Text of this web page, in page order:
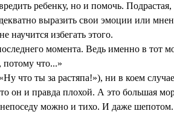
ребенку, но и по­мочь.
выра­зить свои эмоции или
на­учится избегать этого.
момента. Ведь именно в
потому что...»
что ты за растяпа!»), ни в коем
он и правда пло­хой. А это большая
можно и тихо. И даже